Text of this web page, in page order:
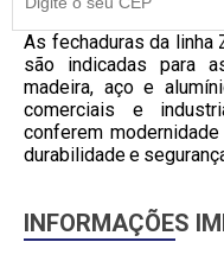
As fechaduras da linha
são indicadas para
madeira, aço e
comerciais e
conferem
durabilidade e
INFORMAÇÕES